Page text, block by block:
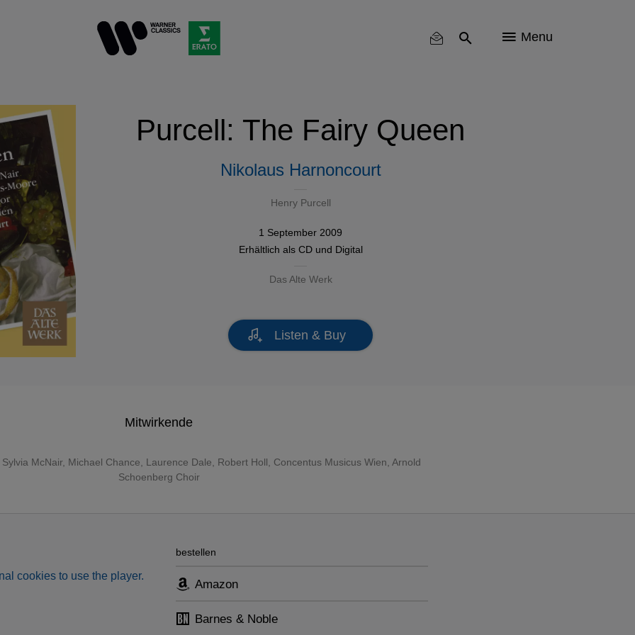
Menu
Purcell: The Fairy Queen
Nikolaus Harnoncourt
Henry Purcell
1 September 2009
Erhältlich als CDund Digital
Das Alte Werk
Listen & Buy
Mitwirkende
Sylvia McNair, Michael Chance Laurence Dale Robert Holl Concentus Musicus Wien Arnold
Schoenberg Choir
cookies to use the player.
bestellen
Amazon
Barnes & Noble